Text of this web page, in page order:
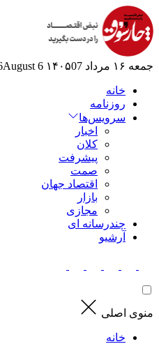
جمعه ۱۶ مرداد ۱۴۰۵ 07 2026August 6 شعبان 2026
خانه
روزنامه
سرویس‌ها
اخبار
کلان
پیشرفت
صمت
اقتصاد جهان
بازار
مجازی
چندرسانه ای
آرشیو
منوی اصلی
خانه